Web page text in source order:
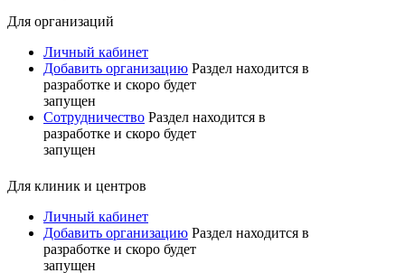
Для организаций
Личный кабинет
Добавить организацию Раздел находится в
разработке и скоро будет
запущен
Сотрудничество Раздел находится в
разработке и скоро будет
запущен
Для клиник и центров
Личный кабинет
Добавить организацию Раздел находится в
разработке и скоро будет
запущен